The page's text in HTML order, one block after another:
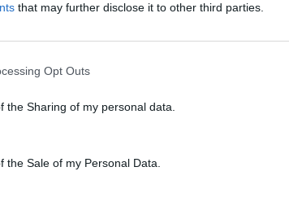
that may further disclose it to other third parties.
Opt Outs
the Sharing of my personal data.
the Sale of my Personal Data.